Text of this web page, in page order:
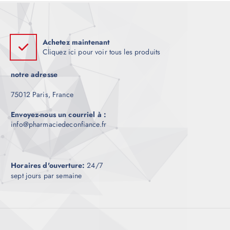
Achetez maintenant
Cliquez ici pour voir tous les produits
notre adresse
75012 Paris, France
Envoyez-nous un courriel à :
info@pharmaciedeconfiance.fr
Horaires d'ouverture: 24/7
sept jours par semaine